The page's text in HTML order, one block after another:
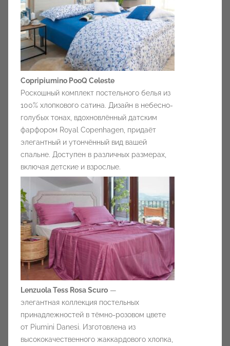
Copripiumino PooQ Celeste
Роскошный комплект постельного белья из
100% хлопкового сатина. Дизайн в небесно-
голубых тонах, вдохновлённый датским
фарфором Royal Copenhagen, придаёт
элегантный и утончённый вид вашей
спальне. Доступен в различных размерах,
включая детские и взрослые.
Lenzuola Tess Rosa Scuro —
элегантная коллекция постельных
принадлежностей в тёмно-розовом цвете
от Piumini Danesi. Изготовлена из
высококачественного жаккардового хлопка,